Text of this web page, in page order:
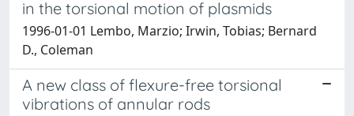
in the torsional motion of plasmids
1996-01-01 Lembo, Marzio; Irwin, Tobias; Bernard
D., Coleman
A new class of flexure-free torsional
vibrations of annular rods